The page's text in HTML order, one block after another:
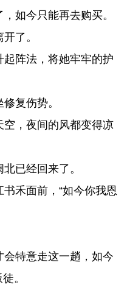
如今只能再去购买。
了。
阵法，将她牢牢的护
复伤势。
，夜间的风都变得凉
已经回来了。
禾面前，“如今你我恩
特意走这一趟，如今
。